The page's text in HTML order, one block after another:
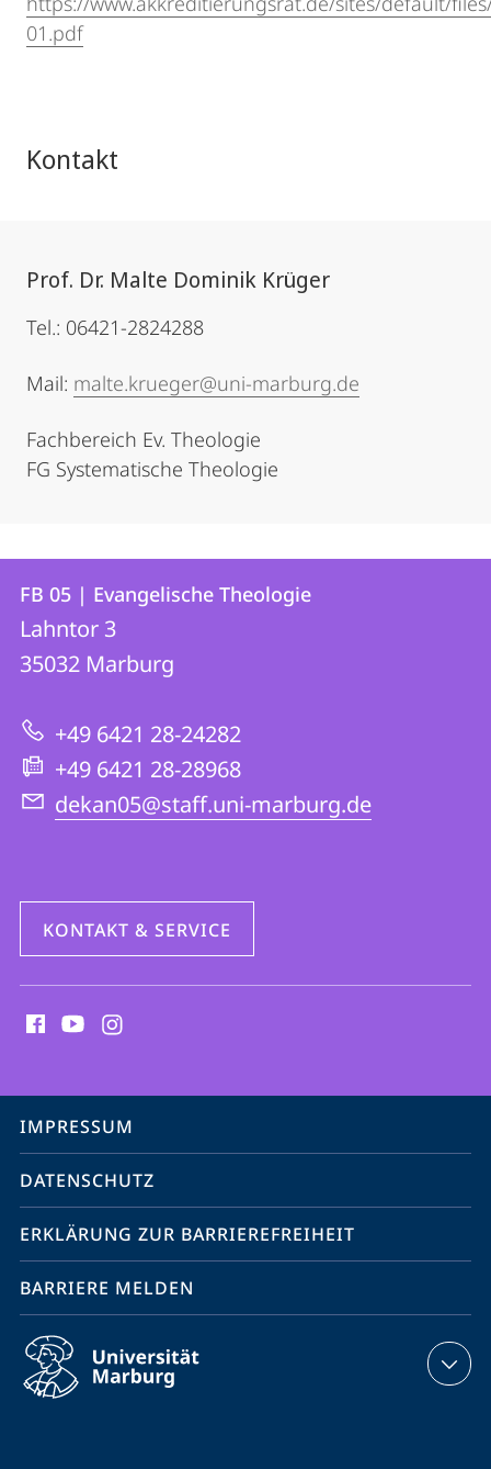
01.pdf
Kontakt
Prof. Dr. Malte Dominik Krüger
Tel.: 06421-2824288
Mail: malte.krueger@uni-marburg.de
Fachbereich Ev. Theologie
FG Systematische Theologie
Kontakt
und
Informationen
zur
Website
Kontaktinformationen
FB
05
Evangelische
Theologie
FB 05 | Evangelische Theologie
Lahntor 3
35032 Marburg
+49 6421 28-24282
+49 6421 28-28968
dekan05@staff.uni-marburg.de
KONTAKT & SERVICE
Media
Service-
Navigation
IMPRESSUM
DATENSCHUTZ
ERKLÄRUNG ZUR BARRIEREFREIHEIT
BARRIERE MELDEN